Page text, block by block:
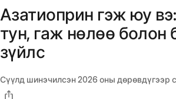
Азатиоприн гэж юу
тун, гаж нөлөө болон
зүйлс
Сүүлд шинэчилсэн2026 оны дөрөвдүгээр